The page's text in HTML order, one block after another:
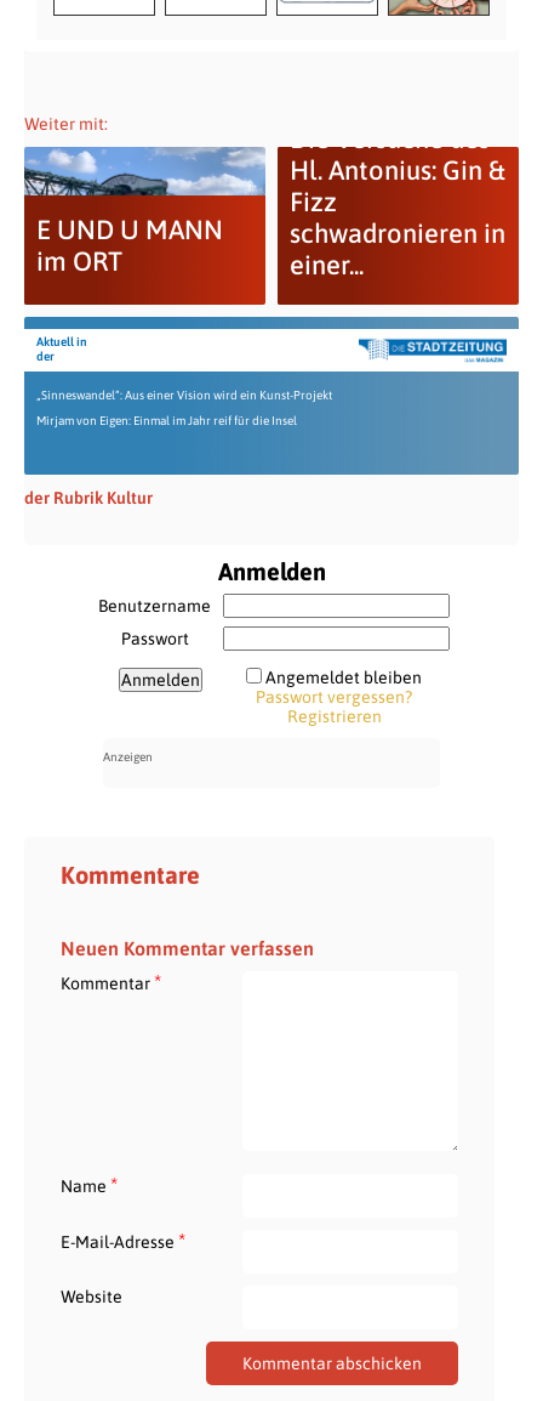
Weiter mit:
E UND U MANN
im ORT
Hl. Antonius: Gin &
Fizz
schwadronieren in
einer...
Aktuell in
der
„Sinneswandel“: Aus einer Vision wird ein Kunst-Projekt
Mirjam von Eigen: Einmal im Jahr reif für die Insel
der Rubrik Kultur
Anmelden
Benutzername
Passwort
Angemeldet bleiben
Passwort vergessen?
Registrieren
Kommentare
Neuen Kommentar verfassen
Kommentar*
Name *
E-Mail-Adresse *
Website